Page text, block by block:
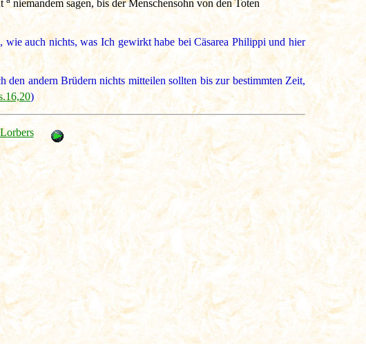
niemandem sagen, bis der Menschensohn von den Toten
wie auch nichts, was Ich gewirkt habe bei Cäsarea Philippi und hier
den andern Brüdern nichts mitteilen sollten bis zur bestimmten Zeit,
)